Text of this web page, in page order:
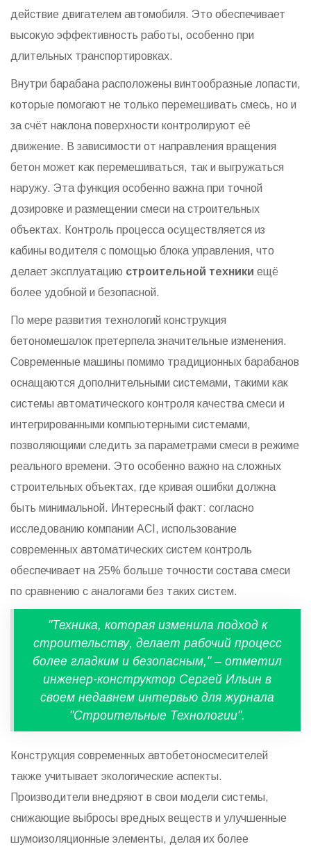
действие двигателем автомобиля. Это обеспечивает
высокую эффективность работы, особенно при
длительных транспортировках.
Внутри барабана расположены винтообразные лопасти,
которые помогают не только перемешивать смесь, но и
за счёт наклона поверхности контролируют её
движение. В зависимости от направления вращения
бетон может как перемешиваться, так и выгружаться
наружу. Эта функция особенно важна при точной
дозировке и размещении смеси на строительных
объектах. Контроль процесса осуществляется из
кабины водителя с помощью блока управления, что
делает эксплуатацию строительной техники ещё
более удобной и безопасной.
По мере развития технологий конструкция
бетономешалок претерпела значительные изменения.
Современные машины помимо традиционных барабанов
оснащаются дополнительными системами, такими как
системы автоматического контроля качества смеси и
интегрированными компьютерными системами,
позволяющими следить за параметрами смеси в режиме
реального времени. Это особенно важно на сложных
строительных объектах, где кривая ошибки должна
быть минимальной. Интересный факт: согласно
исследованию компании ACI, использование
современных автоматических систем контроль
обеспечивает на 25% больше точности состава смеси
по сравнению с аналогами без таких систем.
"Техника, которая изменила подход к
строительству, делает рабочий процесс
более гладким и безопасным," – отметил
инженер-конструктор Сергей Ильин в
своем недавнем интервью для журнала
"Строительные Технологии".
Конструкция современных автобетоносмесителей
также учитывает экологические аспекты.
Производители внедряют в свои модели системы,
снижающие выбросы вредных веществ и улучшенные
шумоизоляционные элементы, делая их более